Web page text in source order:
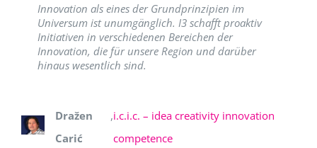
Innovation als eines der Grundprinzipien im
Universum ist unumgänglich. I3 schafft proaktiv
Initiativen in verschiedenen Bereichen der
Innovation, die für unsere Region und darüber
hinaus wesentlich sind.
Dražen
Carić
,i.c.i.c. – idea creativity innovation
competence